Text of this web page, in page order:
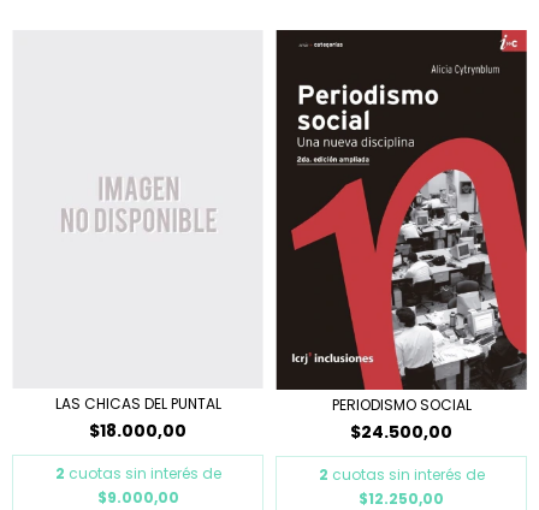
LAS CHICAS DEL PUNTAL
$18.000,00
2 cuotas sin interés de
$9.000,00
PERIODISMO SOCIAL
$24.500,00
2 cuotas sin interés de
$12.250,00